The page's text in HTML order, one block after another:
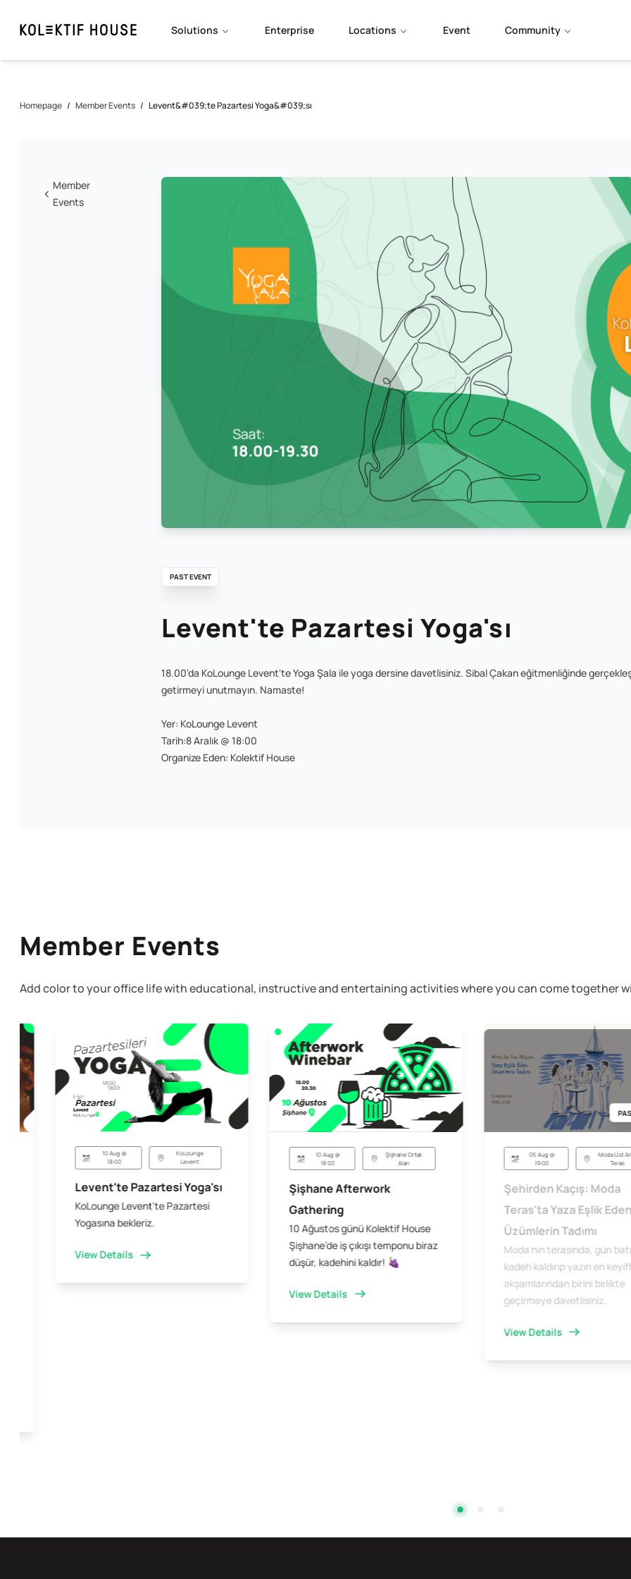
Solutions Enterprise Locations Event Community
Homepage / Member Events / Levent&#039;te Pazartesi Yoga&#039;sı
Member
Events
PAST EVENT
Levent'te Pazartesi Yoga'sı
18.00'da KoLounge Levent'te Yoga Şala ile yoga dersine davetlisiniz. Sibal Çakan eğitmenliğinde
getirmeyi unutmayın. Namaste!
Yer: KoLounge Levent
Tarih:8 Aralık @ 18:00
Organize Eden: Kolektif House
Member Events
Add color to your office life with educational, instructive and entertaining activities where you can come together
10 Aug @
18:00
KoLounge
Levent
Levent'te Pazartesi Yoga'sı
KoLounge Levent'te Pazartesi
Yogasına bekleriz.
View Details
10 Aug @
18:00
Şişhane Ortak
Alan
Şişhane Afterwork
Gathering
10 Ağustos günü Kolektif House
Şişhane’de iş çıkışı temponu biraz
düşür, kadehini kaldır! 🍇
View Details
05 Aug @
19:00
Moda Üst
Teras
Şehirden Kaçış: Moda
Teras'ta Yaza Eşlik Eden
Üzümlerin Tadımı
Moda'nın terasında, gün
kadeh kaldırıp yazın en
akşamlarından birini birlikte
geçirmeye davetlisiniz.
View Details